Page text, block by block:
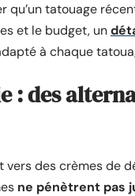
tatouage
et le budget, un
à chaque
: des
des crèmes de
ne pénètrent pas